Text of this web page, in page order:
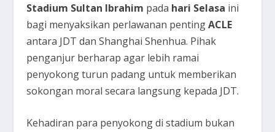
Stadium Sultan Ibrahim pada hari Selasa ini
bagi menyaksikan perlawanan pentingACLE
antara JDT dan Shanghai Shenhua. Pihak
penganjur berharap agar lebih ramai
penyokong turun padang untuk memberikan
sokongan moral secara langsung kepada JDT.
Kehadiran para penyokong di stadium bukan